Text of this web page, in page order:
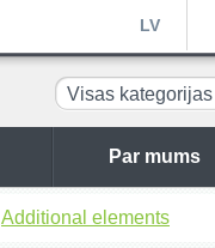
LV
Visas kategorijas
Par mums
Additional elements